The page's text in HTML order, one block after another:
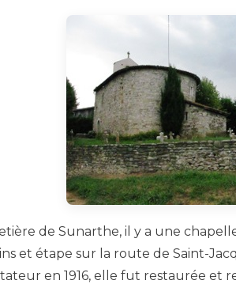
de Sunarthe, il y a une
et étape sur la route de Saint-
en 1916, elle fut restaurée et